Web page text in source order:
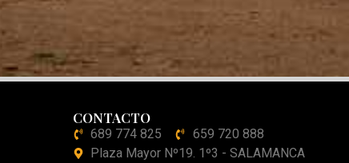
CONTACTO
689 774 825
659 720 888
Plaza Mayor Nº19. 1º3 - SALAMANCA